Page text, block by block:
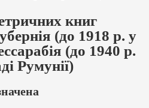
книг
(до 1918 р. у
(до 1940 р.
Румунії)